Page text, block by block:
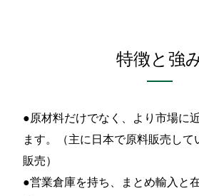
特徴と強
●原材料だけでなく、より市場に
ます。（主に日本で原料販売して
販売）
●営業倉庫を持ち、まとめ輸入と